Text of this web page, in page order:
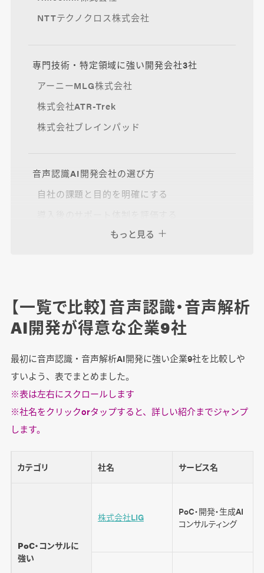
NTTテクノクロス株式会社
専門技術・特定領域に強い開発会社3社
アーニーMLG株式会社
株式会社ATR-Trek
株式会社ブレインパッド
音声認識AI開発会社の選び方
自社の課題と目的を明確にする
開発・導入実績をチェックする
音声認識AIの開発費用について
さいごに
もっと見る
【一覧で比較】音声認識・音声解析
AI開発が得意な企業9社
最初に音声認識・音声解析AI開発に強い企業9社を比較しや
すいよう、表でまとめました。
※表は左右にスクロールします
※社名をクリックorタップすると、詳しい紹介までジャンプ
します。
カテゴリ 社名 サービス名
PoC・コンサルに
強い
株式会社LIG
PoC・開発・生成AI
コンサルティング